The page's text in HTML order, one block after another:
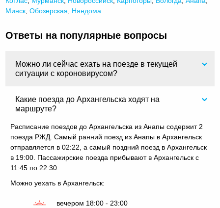
Минск ,Обозерская Няндома
Ответы на популярные вопросы
Можно ли сейчас ехать на поезде в текущей
ситуации с короновирусом?
Какие поезда до Архангельска ходят на
маршруте?
Расписание поездов до Архангельска из Анапы содержит 2
поезда РЖД. Самый ранний поезд из Анапы в Архангельск
отправляется в 02:22, а самый поздний поезд в Архангельск
в 19:00. Пассажирские поезда прибывают в Архангельск с
11:45 по 22:30.
Можно уехать в Архангельск:
вечером 18:00 - 23:00